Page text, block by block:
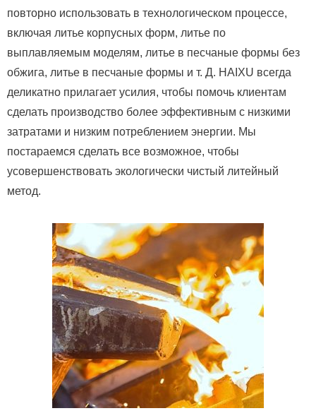
повторно использовать в технологическом процессе,
включая литье корпусных форм, литье по
выплавляемым моделям, литье в песчаные формы без
обжига, литье в песчаные формы и т. Д. HAIXU всегда
деликатно прилагает усилия, чтобы помочь клиентам
сделать производство более эффективным с низкими
затратами и низким потреблением энергии. Мы
постараемся сделать все возможное, чтобы
усовершенствовать экологически чистый литейный
метод.